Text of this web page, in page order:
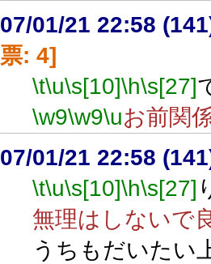
07/01/21 22:58
票: 4]
\t\u\s[10]\h\s[27]
\w9\w9\uお前関
07/01/21 22:58
\t\u\s[10]\h\s[27]
無理はしないで
うちもだいたい